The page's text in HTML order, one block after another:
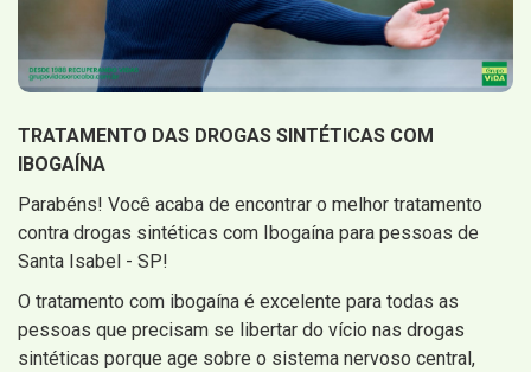
TRATAMENTO DAS DROGAS SINTÉTICAS COM
IBOGAÍNA
Parabéns! Você acaba de encontrar o melhor tratamento
contra drogas sintéticas com Ibogaína para pessoas de
Santa Isabel - SP!
O tratamento com ibogaína é excelente para todas as
pessoas que precisam se libertar do vício nas drogas
sintéticas porque age sobre o sistema nervoso central,